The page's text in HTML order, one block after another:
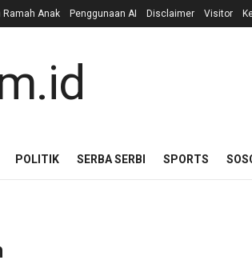
Ramah Anak Penggunaan AI Disclaimer Visitor
POLITIK SERBA SERBI SPORTS